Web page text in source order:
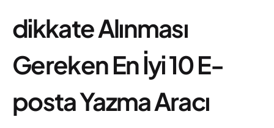
dikkate Alınması
Gereken En İyi 10 E-
posta Yazma Aracı